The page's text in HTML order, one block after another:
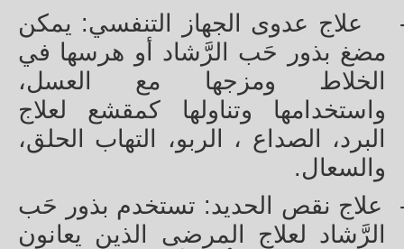
علاج عدوى الجهاز التنفسي: يمكن
مضغ بذور حَب الرَّشاد أو هرسها في
الخلاط ومزجها مع العسل،
واستخدامها وتناولها كمقشع لعلاج
البرد، الصداع ، الربو، التهاب الحلق،
والسعال.
علاج نقص الحديد: تستخدم بذور حَب
الرَّشاد لعلاج المرضى الذين يعانون